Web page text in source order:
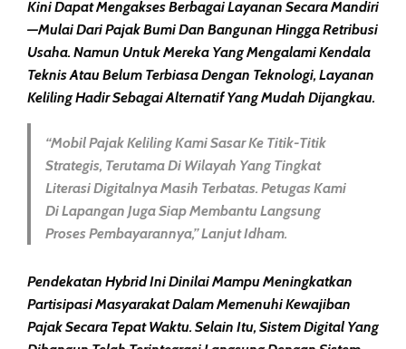
Kini Dapat Mengakses Berbagai Layanan Secara Mandiri
—mulai Dari Pajak Bumi Dan Bangunan Hingga Retribusi
Usaha. Namun Untuk Mereka Yang Mengalami Kendala
Teknis Atau Belum Terbiasa Dengan Teknologi, Layanan
Keliling Hadir Sebagai Alternatif Yang Mudah Dijangkau.
“Mobil Pajak Keliling Kami Sasar Ke Titik-Titik
Strategis, Terutama Di Wilayah Yang Tingkat
Literasi Digitalnya Masih Terbatas. Petugas Kami
Di Lapangan Juga Siap Membantu Langsung
Proses Pembayarannya,” Lanjut Idham.
Pendekatan Hybrid Ini Dinilai Mampu Meningkatkan
Partisipasi Masyarakat Dalam Memenuhi Kewajiban
Pajak Secara Tepat Waktu. Selain Itu, Sistem Digital Yang